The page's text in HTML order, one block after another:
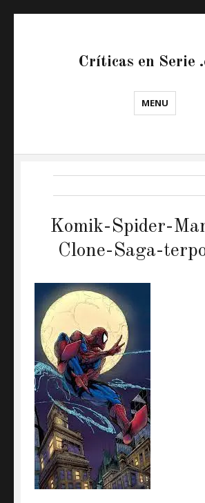
Críticas en Serie
MENU
Komik-Spider-
Clone-Saga-